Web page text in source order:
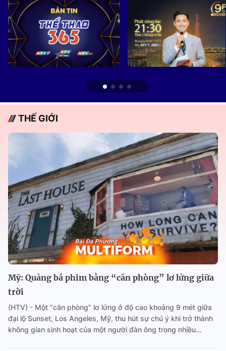
THẾ GIỚI
Mỹ: Quảng bá phim bằng “căn phòng” lơ lửng giữa
trời
(HTV) - Một “căn phòng” lơ lửng ở độ cao khoảng 9 mét giữa
đại lộ Sunset, Los Angeles, Mỹ, thu hút sự chú ý khi trở thành
không gian sinh hoạt của một người đàn ông trong nhiều...